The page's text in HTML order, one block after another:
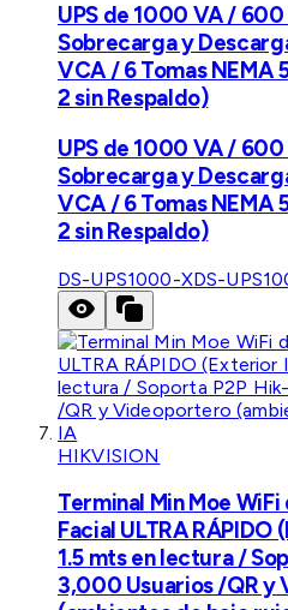
UPS de 1000 VA /
Sobrecarga y
VCA / 6 Tomas NEMA
2 sin Respaldo)
UPS de 1000 VA /
Sobrecarga y
VCA / 6 Tomas NEMA
2 sin Respaldo)
DS-UPS1000-XDS-
HIKVISION
Terminal Min Moe
Facial ULTRA
1.5 mts en lectura /
3,000 Usuarios /QR y